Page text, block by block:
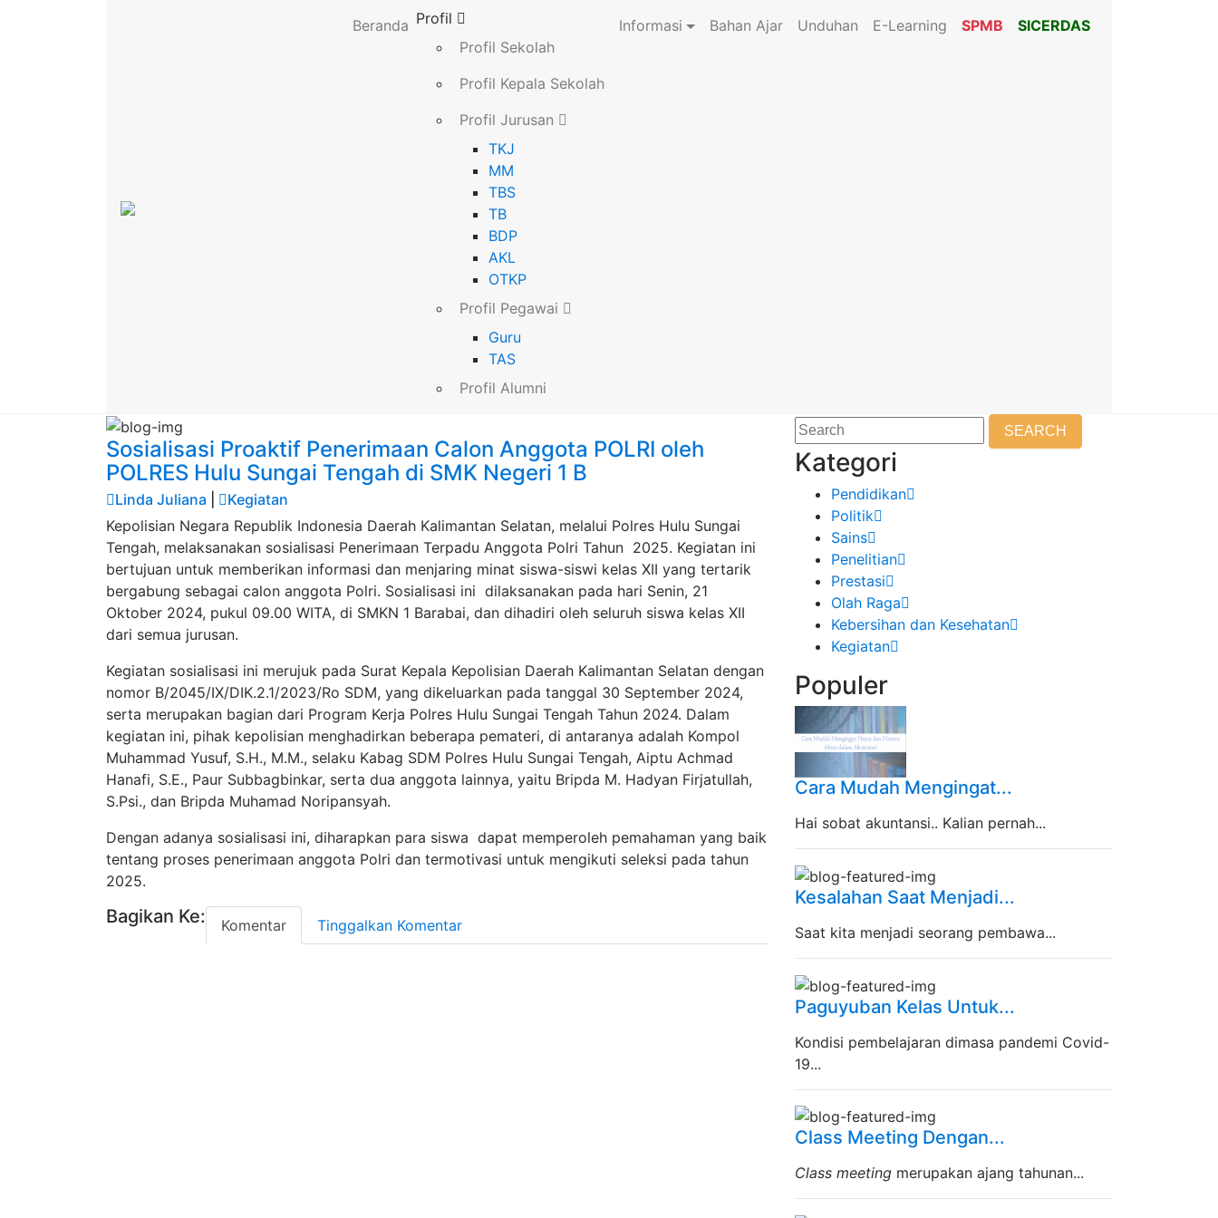
Beranda Profil
Profil Sekolah
Profil Kepala Sekolah
Profil Jurusan
TKJ
MM
TBS
TB
BDP
AKL
OTKP
Profil Pegawai
Guru
TAS
Profil Alumni
Informasi Bahan Ajar Unduhan E-Learning SPMB SICERDAS
Sosialisasi Proaktif Penerimaan Calon Anggota POLRI oleh
POLRES Hulu Sungai Tengah di SMK Negeri 1 B
Linda Juliana
Kegiatan
Kepolisian Negara Republik Indonesia Daerah Kalimantan Selatan, melalui Polres Hulu Sungai
Tengah, melaksanakan sosialisasi Penerimaan Terpadu Anggota Polri Tahun 2025. Kegiatan ini
bertujuan untuk memberikan informasi dan menjaring minat siswa-siswi kelas XII yang tertarik
bergabung sebagai calon anggota Polri. Sosialisasi ini dilaksanakan pada hari Senin, 21
Oktober 2024, pukul 09.00 WITA, di SMKN 1 Barabai, dan dihadiri oleh seluruh siswa kelas XII
dari semua jurusan.
Kegiatan sosialisasi ini merujuk pada Surat Kepala Kepolisian Daerah Kalimantan Selatan dengan
nomor B/2045/IX/DIK.2.1/2023/Ro SDM, yang dikeluarkan pada tanggal 30 September 2024,
serta merupakan bagian dari Program Kerja Polres Hulu Sungai Tengah Tahun 2024. Dalam
kegiatan ini, pihak kepolisian menghadirkan beberapa pemateri, di antaranya adalah Kompol
Muhammad Yusuf, S.H., M.M., selaku Kabag SDM Polres Hulu Sungai Tengah, Aiptu Achmad
Hanafi, S.E., Paur Subbagbinkar, serta dua anggota lainnya, yaitu Bripda M. Hadyan Firjatullah,
S.Psi., dan Bripda Muhamad Noripansyah.
Dengan adanya sosialisasi ini, diharapkan para siswa dapat memperoleh pemahaman yang baik
tentang proses penerimaan anggota Polri dan termotivasi untuk mengikuti seleksi pada tahun
2025.
Bagikan Ke: Komentar Tinggalkan Komentar
SEARCH
Kategori
Pendidikan
Politik
Sains
Penelitian
Prestasi
Olah Raga
Kebersihan dan Kesehatan
Kegiatan
Populer
Cara Mudah Mengingat...
Hai sobat akuntansi.. Kalian pernah...
Kesalahan Saat Menjadi...
Saat kita menjadi seorang pembawa...
Paguyuban Kelas Untuk...
Kondisi pembelajaran dimasa pandemi Covid-
19...
Class Meeting Dengan...
Class meeting merupakan ajang tahunan...